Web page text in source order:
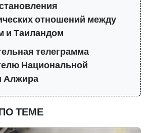
отношений между
и Таиландом
телеграмма
Национальной
Алжира
ТЕМЕ